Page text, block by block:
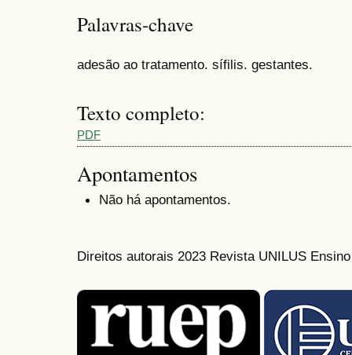
Palavras-chave
adesão ao tratamento. sífilis. gestantes.
Texto completo:
PDF
Apontamentos
Não há apontamentos.
Direitos autorais 2023 Revista UNILUS